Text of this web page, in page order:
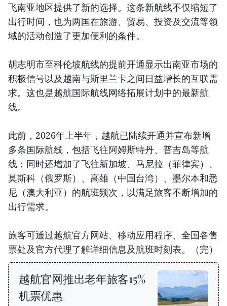
飞南亚地区提供了新的选择。这条新航线不仅缩短了
出行时间，也为两国在旅游、贸易、投资及交流等领
域的活动创造了更加便利的条件。
胡志明市至科伦坡航线的提前开通显示出南亚市场的
积极信号以及越南与斯里兰卡之间日益增长的互联需
求。这也是越航国际航线网络拓展计划中的最新航
线。
此前，2026年上半年，越航已陆续开通并宣布新增
多条国际航线，包括飞往阿姆斯特丹、普吉岛等航
线；同时还增加了飞往新加坡、马尼拉（菲律宾）、
莫斯科（俄罗斯）、高雄（中国台湾）、墨尔本和悉
尼（澳大利亚）的航班频次，以满足旅客不断增加的
出行需求。
旅客可通过越航官方网站、移动应用程序、全国各售
票处及官方代理了解详细信息及航班时刻表。（完）
越航官网推出老年旅客15%
机票优惠